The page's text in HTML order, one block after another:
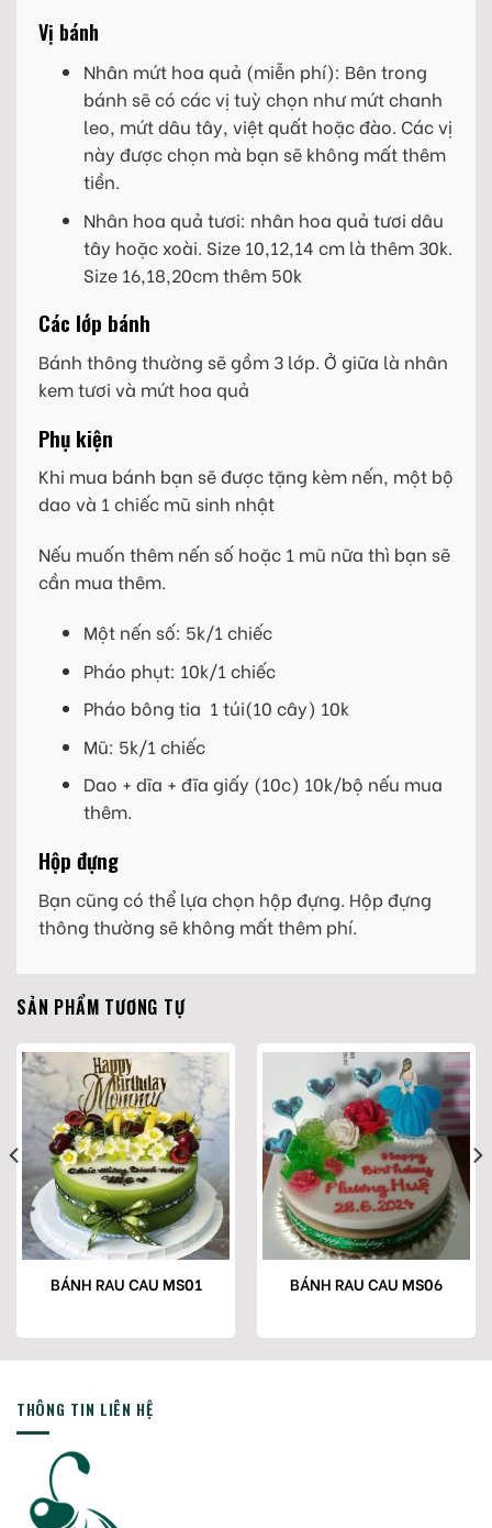
Vị bánh
Nhân mứt hoa quả (miễn phí): Bên trong
bánh sẽ có các vị tuỳ chọn như mứt chanh
leo, mứt dâu tây, việt quất hoặc đào. Các vị
này được chọn mà bạn sẽ không mất thêm
tiền.
Nhân hoa quả tươi: nhân hoa quả tươi dâu
tây hoặc xoài. Size 10,12,14 cm là thêm 30k.
Size 16,18,20cm thêm 50k
Các lớp bánh
Bánh thông thường sẽ gồm 3 lớp. Ở giữa là nhân
kem tươi và mứt hoa quả
Phụ kiện
Khi mua bánh bạn sẽ được tặng kèm nến, một bộ
dao và 1 chiếc mũ sinh nhật
Nếu muốn thêm nến số hoặc 1 mũ nữa thì bạn sẽ
cần mua thêm.
Một nến số: 5k/1 chiếc
Pháo phụt: 10k/1 chiếc
Pháo bông tia 1 túi(10 cây) 10k
Mũ: 5k/1 chiếc
Dao + dĩa + đĩa giấy (10c) 10k/bộ nếu mua
thêm.
Hộp đựng
Bạn cũng có thể lựa chọn hộp đựng. Hộp đựng
thông thường sẽ không mất thêm phí.
SẢN PHẨM TƯƠNG TỰ
BÁNH RAU CAU MS01 BÁNH RAU CAU MS06
THÔNG TIN LIÊN HỆ